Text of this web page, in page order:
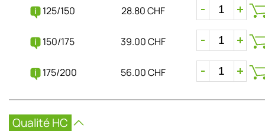
125/150 28.80 CHF
150/175 39.00 CHF
175/200 56.00 CHF
Qualité HC